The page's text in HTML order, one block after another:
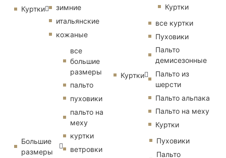
Куртки
зимние
итальянские
кожаные
Большие
размеры
все
большие
размеры
пальто
пуховики
пальто на
меху
куртки
ветровки
Куртки
Куртки
все куртки
Пуховики
Пальто
демисезонные
Пальто из
шерсти
Пальто альпака
Пальто на меху
Куртки
Пуховики
Пальто